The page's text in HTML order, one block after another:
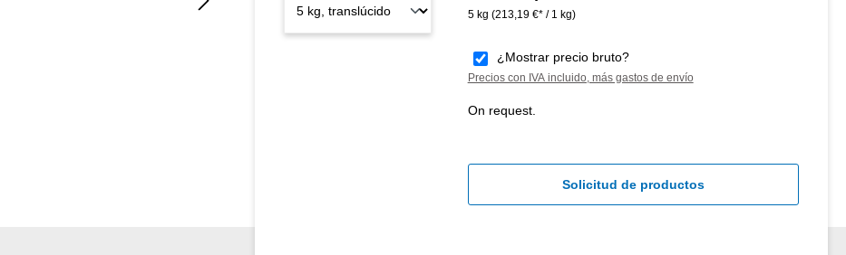
5 kg (213,19 €* / 1 kg)
¿Mostrar precio bruto?
Precios con IVA incluido, más gastos de envío
On request.
Solicitud de productos